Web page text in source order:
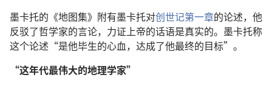
墨卡托的《地图集》附有墨卡托对创世记第一章的论述，他
反驳了哲学家的言论，力证上帝的话语是真实的。墨卡托称
这个论述“是他毕生的心血，达成了他最终的目标”。
“这年代最伟大的地理学家”